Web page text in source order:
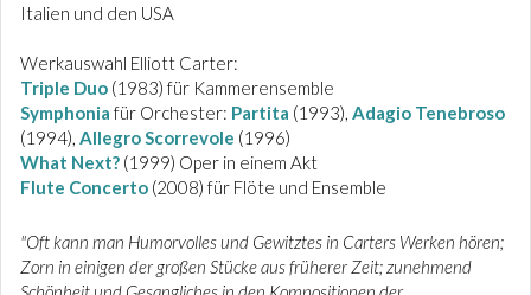
Italien und den USA
Werkauswahl Elliott Carter:
Triple Duo (1983) für Kammerensemble
Symphonia für Orchester: Partita (1993), Adagio Tenebroso
(1994), Allegro Scorrevole (1996)
What Next? (1999) Oper in einem Akt
Flute Concerto (2008) für Flöte und Ensemble
"Oft kann man Humorvolles und Gewitztes in Carters Werken hören;
Zorn in einigen der großen Stücke aus früherer Zeit; zunehmend